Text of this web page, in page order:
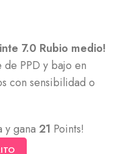
7.0 Rubio medio!
PPD y bajo en
con sensibilidad o
y gana 21 Points!